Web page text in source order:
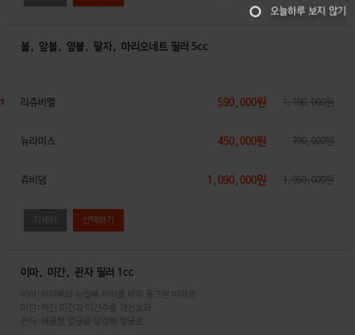
오늘하루 보지 않기
볼, 앞볼, 옆볼, 팔자, 마리오네트 필러 5cc
．
자세히
리쥬비엘 590,000원 1,190,000원
뉴라미스 450,000원 790,000원
쥬비덤 1,090,000원 1,950,000원
이마, 미간, 관자 필러 1cc
이마:이마뼈와 눈썹뼈 사이를 채워 동그란 이마로
미간:꺼진 미간과 미간주름 개선효과
관자:해골형 얼굴을 달걍형 얼굴로